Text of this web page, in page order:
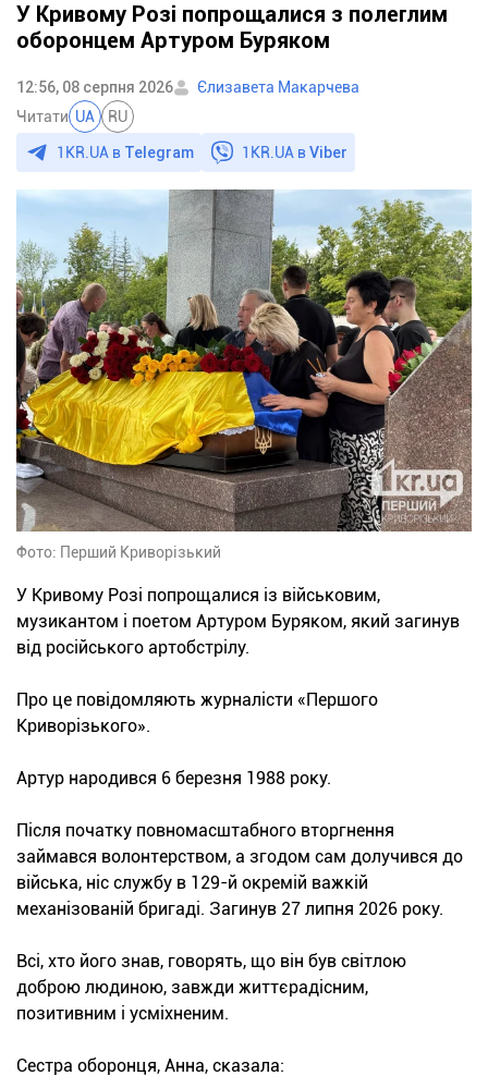
У Кривому Розі попрощалися з полеглим
оборонцем Артуром Буряком
12:56, 08 серпня 2026
Єлизавета Макарчева
Читати UA RU
1KR.UA в Telegram 1KR.UA вViber
Фото: Перший Криворізький
У Кривому Розі попрощалися із військовим,
музикантом і поетом Артуром Буряком, який загинув
від російського артобстрілу.
Про це повідомляють журналісти «Першого
Криворізького».
Артур народився 6 березня 1988 року.
Після початку повномасштабного вторгнення
займався волонтерством, а згодом сам долучився до
війська, ніс службу в 129-й окремій важкій
механізованій бригаді. Загинув 27 липня 2026 року.
Всі, хто його знав, говорять, що він був світлою
доброю людиною, завжди життєрадісним,
позитивним і усміхненим.
Сестра оборонця, Анна, сказала: